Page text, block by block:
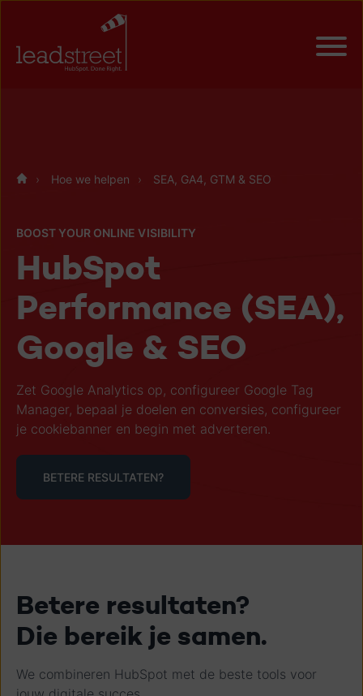
Hoe we helpen SEA, GA4, GTM & SEO
BOOST YOUR ONLINE VISIBILITY
HubSpot
Performance (SEA),
Google & SEO
Zet Google Analytics op, configureer Google Tag
Manager, bepaal je doelen en conversies, configureer
je cookiebanner en begin met adverteren.
BETERE RESULTATEN?
Betere resultaten?
Die bereik je samen.
We combineren HubSpot met de beste tools voor